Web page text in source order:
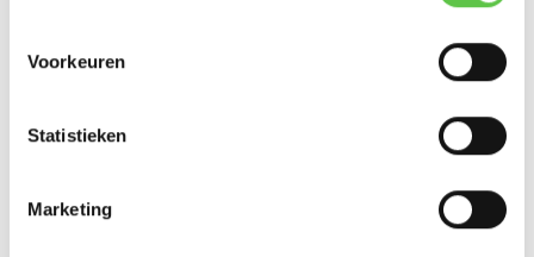
Voorkeuren
Statistieken
Marketing